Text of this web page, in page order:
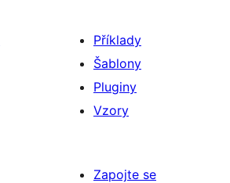
Příklady
Šablony
Pluginy
Vzory
Zapojte se